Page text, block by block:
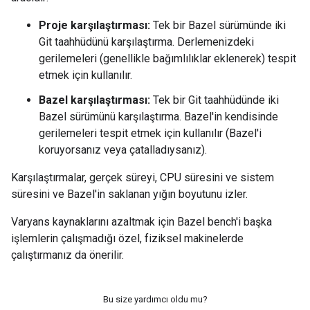
Proje karşılaştırması: Tek bir Bazel sürümünde iki
Git taahhüdünü karşılaştırma. Derlemenizdeki
gerilemeleri (genellikle bağımlılıklar eklenerek) tespit
etmek için kullanılır.
Bazel karşılaştırması: Tek bir Git taahhüdünde iki
Bazel sürümünü karşılaştırma. Bazel'in kendisinde
gerilemeleri tespit etmek için kullanılır (Bazel'i
koruyorsanız veya çatalladıysanız).
Karşılaştırmalar, gerçek süreyi, CPU süresini ve sistem
süresini ve Bazel'in saklanan yığın boyutunu izler.
Varyans kaynaklarını azaltmak için Bazel bench'i başka
işlemlerin çalışmadığı özel, fiziksel makinelerde
çalıştırmanız da önerilir.
Bu size yardımcı oldu mu?